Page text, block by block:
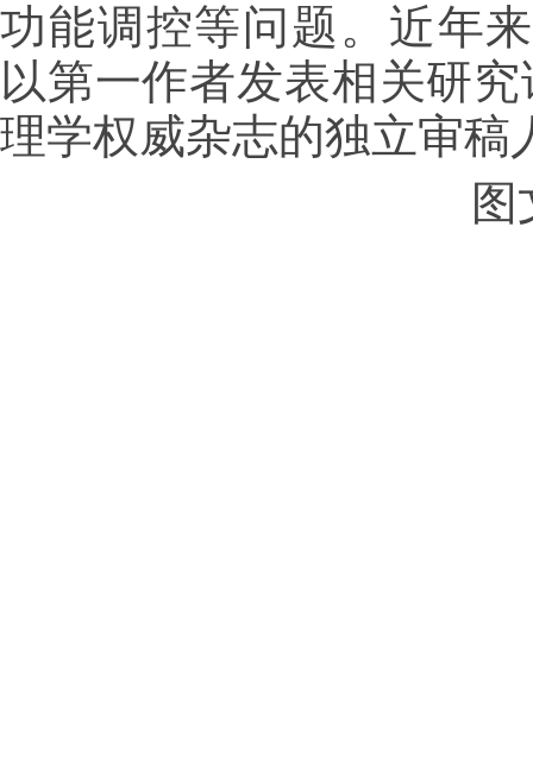
功能调控等问题。近年
以第一作者发表相关研
理学权威杂志的独立审稿